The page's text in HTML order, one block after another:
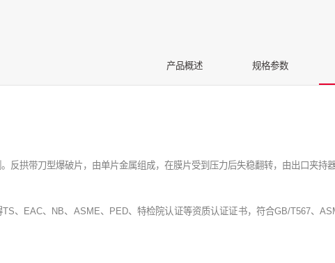
产品概述 规格参数
反拱带刀型爆破片，由单片金属组成，在膜片受到压力后失稳翻转，由出口夹持
、EAC、NB、ASME、PED、特检院认证等资质认证证书，符合GB/T567、